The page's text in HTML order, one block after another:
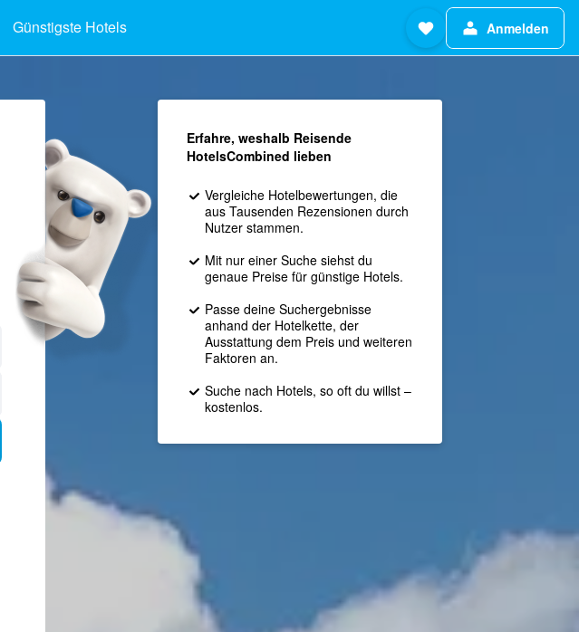
Günstigste Hotels Anmelden
Erfahre, weshalb Reisende
HotelsCombined lieben
Vergleiche Hotelbewertungen, die
aus Tausenden Rezensionen durch
Nutzer stammen.
Mit nur einer Suche siehst du
genaue Preise für günstige Hotels.
Passe deine Suchergebnisse
anhand der Hotelkette, der
Ausstattung dem Preis und weiteren
Faktoren an.
Suche nach Hotels, so oft du willst –
kostenlos.